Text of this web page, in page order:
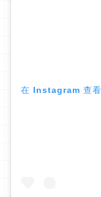
在 Instagram 查看